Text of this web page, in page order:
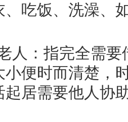
、吃饭、洗澡、
人：指完全需
小便时而清楚，
居需要他人协